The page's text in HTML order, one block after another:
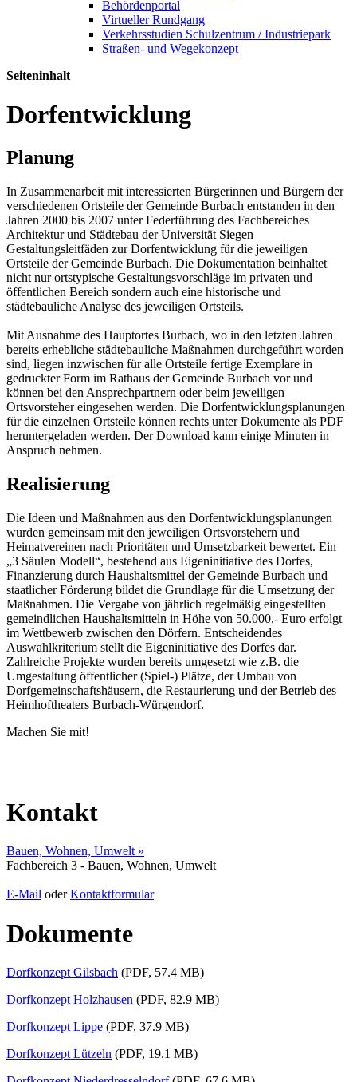
Behördenportal
Virtueller Rundgang
Verkehrsstudien Schulzentrum / Industriepark
Straßen- und Wegekonzept
Seiteninhalt
Dorfentwicklung
Planung
In Zusammenarbeit mit interessierten Bürgerinnen und Bürgern der
verschiedenen Ortsteile der Gemeinde Burbach entstanden in den
Jahren 2000 bis 2007 unter Federführung des Fachbereiches
Architektur und Städtebau der Universität Siegen
Gestaltungsleitfäden zur Dorfentwicklung für die jeweiligen
Ortsteile der Gemeinde Burbach. Die Dokumentation beinhaltet
nicht nur ortstypische Gestaltungsvorschläge im privaten und
öffentlichen Bereich sondern auch eine historische und
städtebauliche Analyse des jeweiligen Ortsteils.
Mit Ausnahme des Hauptortes Burbach, wo in den letzten Jahren
bereits erhebliche städtebauliche Maßnahmen durchgeführt worden
sind, liegen inzwischen für alle Ortsteile fertige Exemplare in
gedruckter Form im Rathaus der Gemeinde Burbach vor und
können bei den Ansprechpartnern oder beim jeweiligen
Ortsvorsteher eingesehen werden. Die Dorfentwicklungsplanungen
für die einzelnen Ortsteile können rechts unter Dokumente als PDF
heruntergeladen werden. Der Download kann einige Minuten in
Anspruch nehmen.
Realisierung
Die Ideen und Maßnahmen aus den Dorfentwicklungsplanungen
wurden gemeinsam mit den jeweiligen Ortsvorstehern und
Heimatvereinen nach Prioritäten und Umsetzbarkeit bewertet. Ein
„3 Säulen Modell“, bestehend aus Eigeninitiative des Dorfes,
Finanzierung durch Haushaltsmittel der Gemeinde Burbach und
staatlicher Förderung bildet die Grundlage für die Umsetzung der
Maßnahmen. Die Vergabe von jährlich regelmäßig eingestellten
gemeindlichen Haushaltsmitteln in Höhe von 50.000,- Euro erfolgt
im Wettbewerb zwischen den Dörfern. Entscheidendes
Auswahlkriterium stellt die Eigeninitiative des Dorfes dar.
Zahlreiche Projekte wurden bereits umgesetzt wie z.B. die
Umgestaltung öffentlicher (Spiel-) Plätze, der Umbau von
Dorfgemeinschaftshäusern, die Restaurierung und der Betrieb des
Heimhoftheaters Burbach-Würgendorf.
Machen Sie mit!
Kontakt
Bauen, Wohnen, Umwelt »
Fachbereich 3 - Bauen, Wohnen, Umwelt
E-Mail oderKontaktformular
Dokumente
Dorfkonzept Gilsbach (PDF, 57.4 MB)
Dorfkonzept Holzhausen (PDF, 82.9 MB)
Dorfkonzept Lippe (PDF, 37.9 MB)
Dorfkonzept Lützeln (PDF, 19.1 MB)